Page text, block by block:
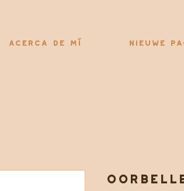
Acerca de mí Nieuwe